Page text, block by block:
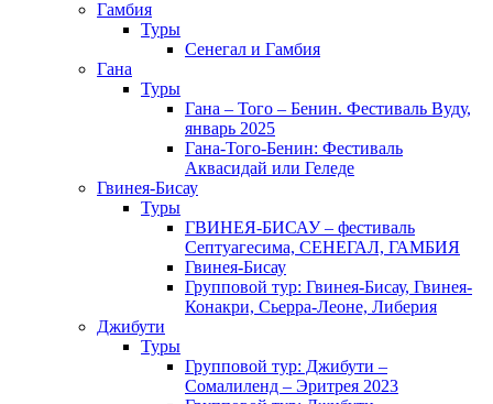
Гамбия
Туры
Сенегал и Гамбия
Гана
Туры
Гана – Того – Бенин. Фестиваль Вуду,
январь 2025
Гана-Того-Бенин: Фестиваль
Аквасидай или Геледе
Гвинея-Бисау
Туры
ГВИНЕЯ-БИСАУ – фестиваль
Септуагесима, СЕНЕГАЛ, ГАМБИЯ
Гвинея-Бисау
Групповой тур: Гвинея-Бисау, Гвинея-
Конакри, Сьерра-Леоне, Либерия
Джибути
Туры
Групповой тур: Джибути –
Cомалиленд – Эритрея 2023